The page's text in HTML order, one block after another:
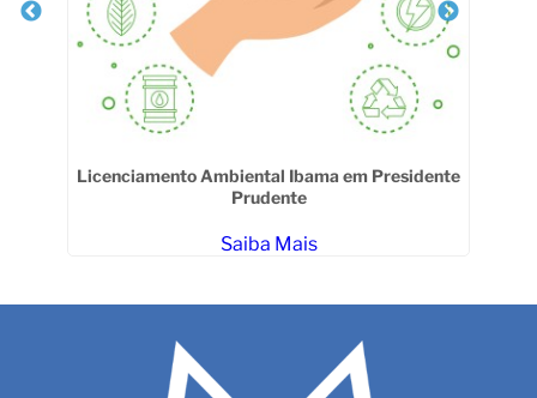
Licenciamento Ambiental Ibama em Presidente
Prudente
Saiba Mais